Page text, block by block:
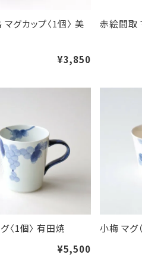
グカップ〈1個〉 美
¥3,850
赤絵間取
〈1個〉 有田焼
¥5,500
小梅 マグ